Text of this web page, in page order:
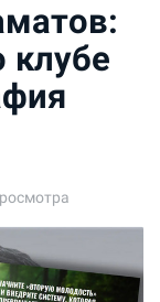
клубе